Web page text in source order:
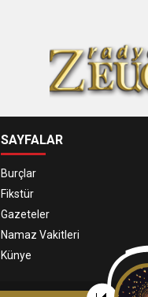
SAYFALAR
Burçlar
Fikstür
Gazeteler
Namaz Vakitleri
Künye